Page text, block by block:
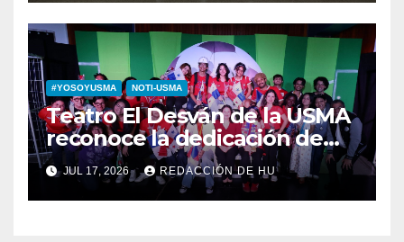
#YOSOYUSMA NOTI-USMA
Teatro El Desván de la USMA
reconoce la dedicación de
sus estudiantes en su 43
aniversario
JUL 17, 2026 REDACCIÓN DE HU